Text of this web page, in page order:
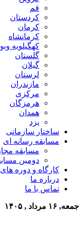
قم
کردستان
کرمان
کرمانشاه
کهگیلویه
گلستان
گیلان
لرستان
مازندران
مرکزی
هرمزگان
همدان
یزد
ساختار سازمانی
مسابقه رسانه ای
مسابقه
دومین
کارگاه و دوره
درباره ما
تماس با ما
جمعه, ۱۶ مرداد , ۱۴۰۵